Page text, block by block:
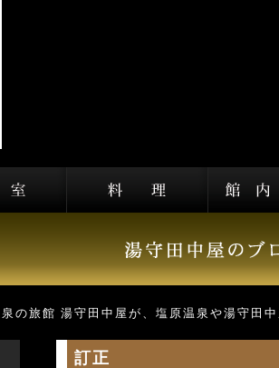
の旅館 湯守田中屋が、塩原温泉や湯守田
訂正